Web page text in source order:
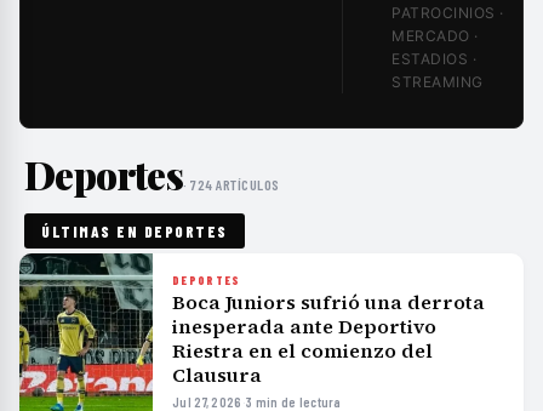
PATROCINIOS ·
MERCADO ·
ESTADIOS ·
STREAMING
Deportes· 724 ARTÍCULOS
ÚLTIMAS EN DEPORTES
DEPORTES
Boca Juniors sufrió una derrota
inesperada ante Deportivo
Riestra en el comienzo del
Clausura
Jul 27, 2026 ·3 min de lectura